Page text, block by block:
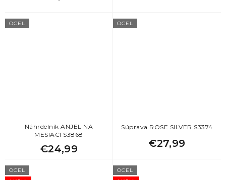
OCEĽ
Náhrdelník ANJEL NA
MESIACI S3868
€24,99
OCEĽ
Súprava ROSE SILVER S3374
€27,99
OCEĽ OCEĽ